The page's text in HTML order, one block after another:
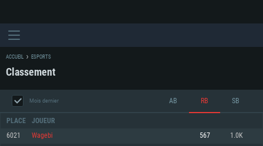
ACCUEIL ESPORTS
Classement
Mois dernier AB RB SB
PLACE JOUEUR
6021 Wagebi 567 1.0K